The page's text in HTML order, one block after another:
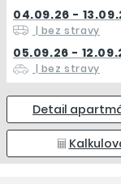
04.09.26 -
| bez stravy
05.09.26 -
| bez stravy
Detail